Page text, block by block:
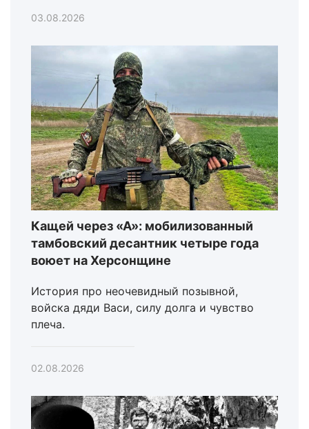
03.08.2026
Кащей через «А»: мобилизованный
тамбовский десантник четыре года
воюет на Херсонщине
История про неочевидный позывной,
войска дяди Васи, силу долга и чувство
плеча.
02.08.2026